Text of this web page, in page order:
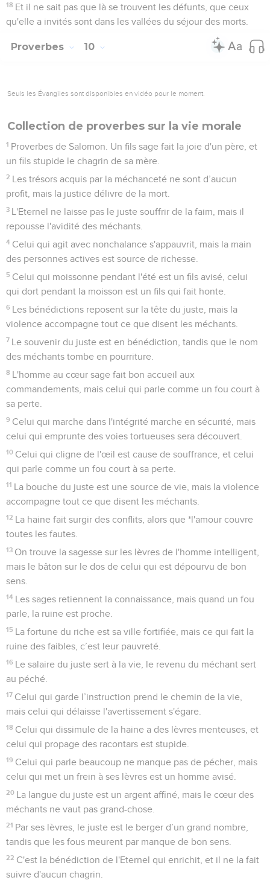
18 Et il ne sait pas que là se trouvent les défunts, que ceux
qu'elle a invités sont dans les vallées du séjour des morts.
Proverbes 10
Seuls les Évangiles sont disponibles en vidéo pour le moment.
Collection de proverbes sur la vie morale
1 Proverbes de Salomon. Un fils sage fait la joie d'un père, et
un fils stupide le chagrin de sa mère.
2 Les trésors acquis par la méchanceté ne sont d’aucun
profit, mais la justice délivre de la mort.
3 L'Eternel ne laisse pas le juste souffrir de la faim, mais il
repousse l'avidité des méchants.
4 Celui qui agit avec nonchalance s'appauvrit, mais la main
des personnes actives est source de richesse.
5 Celui qui moissonne pendant l'été est un fils avisé, celui
qui dort pendant la moisson est un fils qui fait honte.
6 Les bénédictions reposent sur la tête du juste, mais la
violence accompagne tout ce que disent les méchants.
7 Le souvenir du juste est en bénédiction, tandis que le nom
des méchants tombe en pourriture.
8 L'homme au cœur sage fait bon accueil aux
commandements, mais celui qui parle comme un fou court à
sa perte.
9 Celui qui marche dans l'intégrité marche en sécurité, mais
celui qui emprunte des voies tortueuses sera découvert.
10 Celui qui cligne de l'œil est cause de souffrance, et celui
qui parle comme un fou court à sa perte.
11 La bouche du juste est une source de vie, mais la violence
accompagne tout ce que disent les méchants.
12 La haine fait surgir des conflits, alors que *l'amour couvre
toutes les fautes.
13 On trouve la sagesse sur les lèvres de l'homme intelligent,
mais le bâton sur le dos de celui qui est dépourvu de bon
sens.
14 Les sages retiennent la connaissance, mais quand un fou
parle, la ruine est proche.
15 La fortune du riche est sa ville fortifiée, mais ce qui fait la
ruine des faibles, c’est leur pauvreté.
16 Le salaire du juste sert à la vie, le revenu du méchant sert
au péché.
17 Celui qui garde l’instruction prend le chemin de la vie,
mais celui qui délaisse l'avertissement s'égare.
18 Celui qui dissimule de la haine a des lèvres menteuses, et
celui qui propage des racontars est stupide.
19 Celui qui parle beaucoup ne manque pas de pécher, mais
celui qui met un frein à ses lèvres est un homme avisé.
20 La langue du juste est un argent affiné, mais le cœur des
méchants ne vaut pas grand-chose.
21 Par ses lèvres, le juste est le berger d’un grand nombre,
tandis que les fous meurent par manque de bon sens.
22 C'est la bénédiction de l'Eternel qui enrichit, et il ne la fait
suivre d'aucun chagrin.